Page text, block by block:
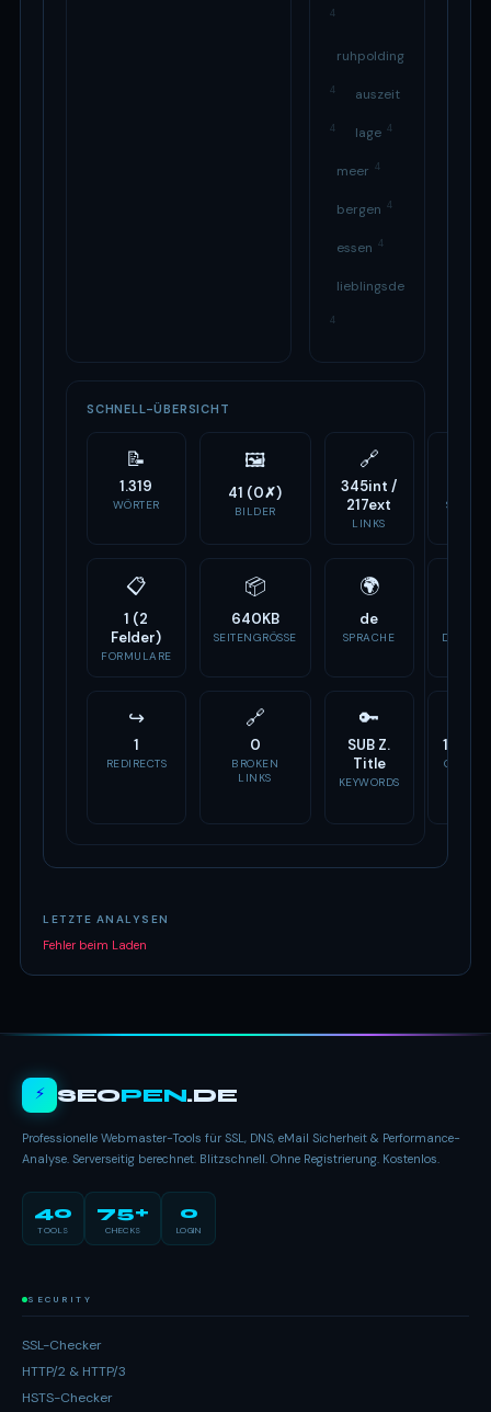
4
ruhpolding
4 auszeit
4 lage 4
meer 4
bergen 4
essen 4
lieblingsdeal
4
SCHNELL-ÜBERSICHT
📝
1.319
WÖRTER
🖼
41 (0✗)
BILDER
🔗
345int /
217ext
LINKS
SCRIPTS
📋
1 (2
Felder)
FORMULARE
📦
640KB
SEITENGRÖSSE
🌍
de
SPRACHE
↪
1
REDIRECTS
🔗
0
BROKEN
LINKS
🔑
SUB Z.
Title
KEYWORDS
15
OG
LETZTE ANALYSEN
Fehler beim Laden
⚡ SEOPEN.DE
Professionelle Webmaster-Tools für SSL, DNS, eMail Sicherheit & Performance-
Analyse. Serverseitig berechnet. Blitzschnell. Ohne Registrierung. Kostenlos.
40
TOOLS
75+
CHECKS
0
LOGIN
SECURITY
SSL-Checker
HTTP/2 & HTTP/3
HSTS-Checker